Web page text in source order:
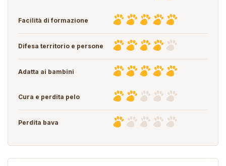
Facilità di formazione
Difesa territorio e persone
Adatta ai bambini
Cura e perdita pelo
Perdita bava